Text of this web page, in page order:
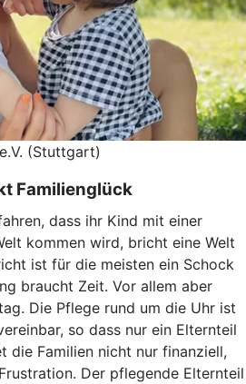
(Stuttgart)
Familienglück
dass ihr Kind mit einer
kommen wird, bricht eine Welt
ist für die meisten ein Schock
braucht Zeit. Vor allem aber
Die Pflege rund um die Uhr ist
so dass nur ein Elternteil
die Familien nicht nur finanziell,
Der pflegende Elternteil